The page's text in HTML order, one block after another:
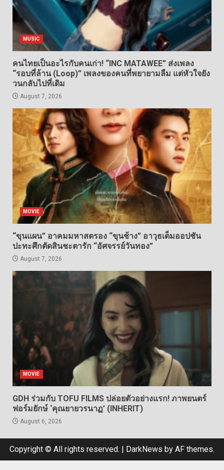
MUSIC
คนไทยเป็นอะไรกับคนเก่า! “INC MATAWEE” ส่งเพลง
“รอบที่ล้าน (Loop)” เพลงของคนที่พยายามลืม แต่หัวใจยัง
วนกลับไปที่เดิม
August 7, 2026
MOVIE
“ขุนแผน” อาคมมหาสตรอง “ขุนช้าง” อาวุธเต็มออปชัน
ปะทะศึกตัดสินชะตารัก “อัศจรรย์วันทอง”
August 7, 2026
MOVIE
GDH ร่วมกับ TOFU FILMS ปล่อยตัวอย่างแรก! ภาพยนตร์
ฟอร์มยักษ์ ‘คุณยายวรนาฏ’ (INHERIT)
August 6, 2026
Copyright © All rights reserved. | DarkNews by AF themes.